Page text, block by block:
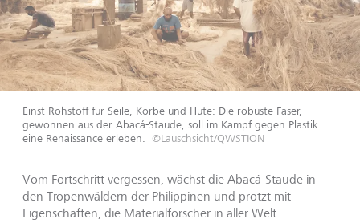
Einst Rohstoff für Seile, Körbe und Hüte: Die robuste Faser,
gewonnen aus der Abacá-Staude, soll im Kampf gegen Plastik
eine Renaissance erleben.
©Lauschsicht/QWSTION
Vom Fortschritt vergessen, wächst die Abacá-Staude in
den Tropenwäldern der Philippinen und protzt mit
Eigenschaften, die Materialforscher in aller Welt